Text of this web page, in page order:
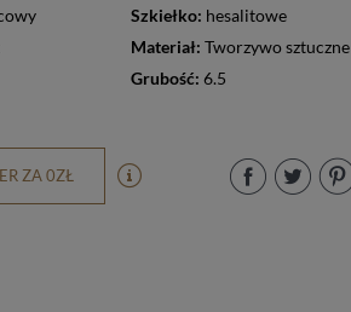
Szkiełko: hesalitowe
Materiał:Tworzywo sztuczne
Grubość: 6.5
ZA 0ZŁ